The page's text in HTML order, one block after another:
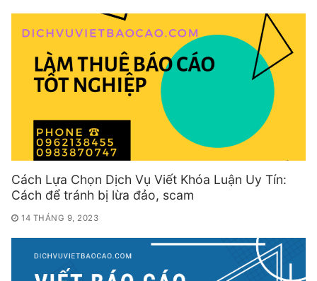
Cách Lựa Chọn Dịch Vụ Viết Khóa Luận Uy Tín:
Cách để tránh bị lừa đảo, scam
14 THÁNG 9, 2023